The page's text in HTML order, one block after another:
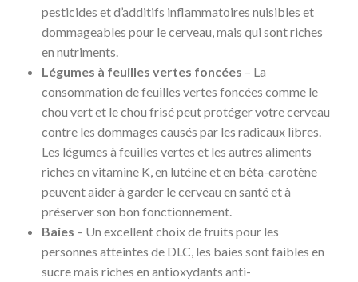
pesticides et d’additifs inflammatoires nuisibles et
dommageables pour le cerveau, mais qui sont riches
en nutriments.
Légumes à feuilles vertes foncées – La
consommation de feuilles vertes foncées comme le
chou vert et le chou frisé peut protéger votre cerveau
contre les dommages causés par les radicaux libres.
Les légumes à feuilles vertes et les autres aliments
riches en vitamine K, en lutéine et en bêta-carotène
peuvent aider à garder le cerveau en santé et à
préserver son bon fonctionnement.
Baies – Un excellent choix de fruits pour les
personnes atteintes de DLC, les baies sont faibles en
sucre mais riches en antioxydants anti-